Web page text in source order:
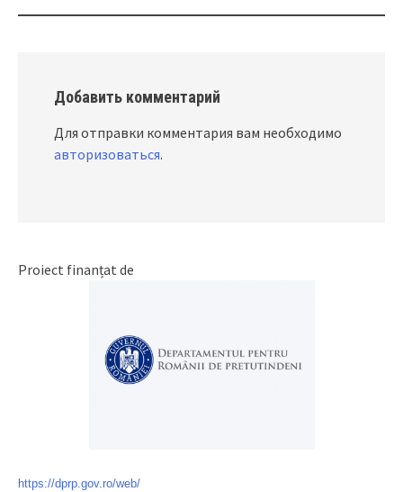
Добавить комментарий
Для отправки комментария вам необходимо
авторизоваться.
Proiect finanțat de
https://dprp.gov.ro/web/